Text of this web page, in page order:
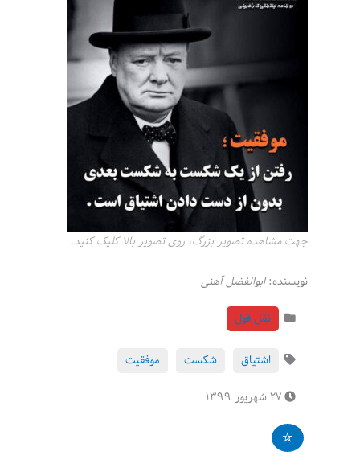
جهت مشاهده تصویر بزرگ، روی تصویر بالا کلیک کنید.
نویسنده:ابوالفضل آهنی
نقل قول
اشتیاق شکست
موفقیت